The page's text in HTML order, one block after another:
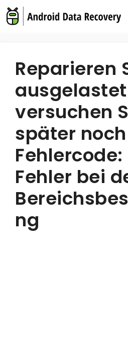
Skip
to
Reparieren
versuchen
später
Fehlercode:
Fehler bei
ng